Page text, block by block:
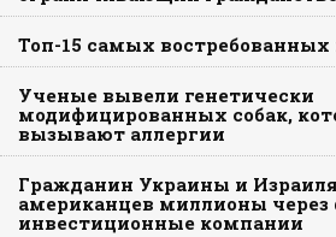
Топ-15 самых
Ученые вывели генетически
модифицированных собак,
вызывают аллергии
Гражданин Украины и
американцев миллионы
инвестиционные компании